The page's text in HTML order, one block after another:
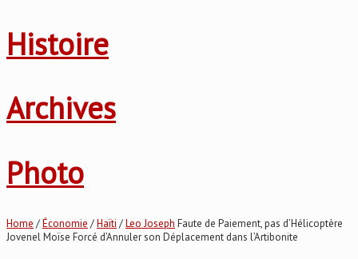
Histoire
Archives
Photo
Home /Économie /Haïti /Leo Joseph Faute de Paiement, pas d’Hélicoptère
Jovenel Moïse Forcé d’Annuler son Déplacement dans l’Artibonite